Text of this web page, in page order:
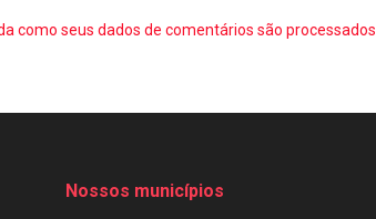
como seus dados de comentários são processados
Nossos municípios